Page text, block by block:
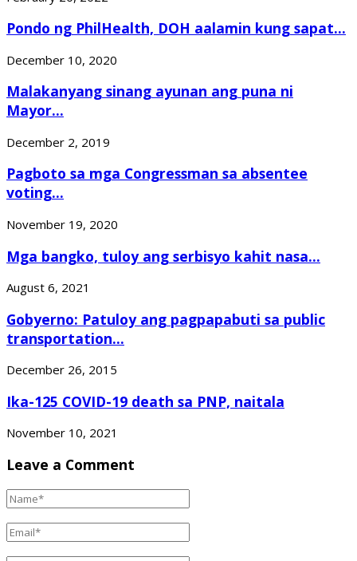
Pondo ng PhilHealth, DOH aalamin kung sapat...
December 10, 2020
Malakanyang sinang ayunan ang puna ni
Mayor...
December 2, 2019
Pagboto sa mga Congressman sa absentee
voting...
November 19, 2020
Mga bangko, tuloy ang serbisyo kahit nasa...
August 6, 2021
Gobyerno: Patuloy ang pagpapabuti sa public
transportation...
December 26, 2015
Ika-125 COVID-19 death sa PNP, naitala
November 10, 2021
Leave a Comment